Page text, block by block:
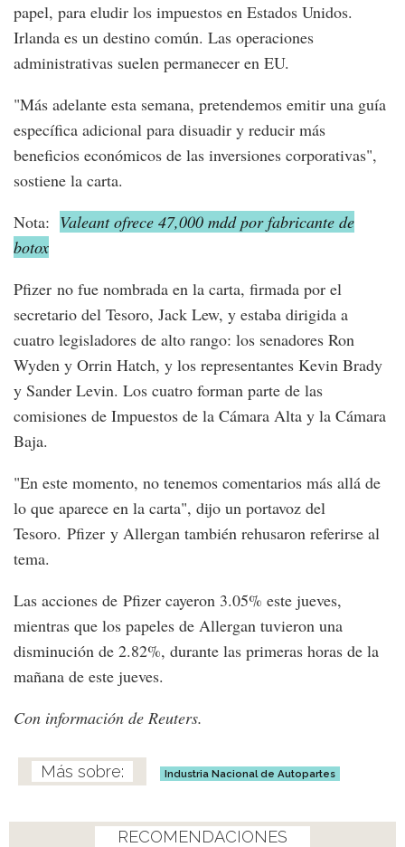
papel, para eludir los impuestos en Estados Unidos.
Irlanda es un destino común. Las operaciones
administrativas suelen permanecer en EU.
"Más adelante esta semana, pretendemos emitir una guía
específica adicional para disuadir y reducir más
beneficios económicos de las inversiones corporativas",
sostiene la carta.
Nota: Valeant ofrece 47,000 mdd por fabricante de
botox
Pfizer no fue nombrada en la carta, firmada por el
secretario del Tesoro, Jack Lew, y estaba dirigida a
cuatro legisladores de alto rango: los senadores Ron
Wyden y Orrin Hatch, y los representantes Kevin Brady
y Sander Levin. Los cuatro forman parte de las
comisiones de Impuestos de la Cámara Alta y la Cámara
Baja.
"En este momento, no tenemos comentarios más allá de
lo que aparece en la carta", dijo un portavoz del
Tesoro. Pfizer y Allergan también rehusaron referirse al
tema.
Las acciones de Pfizer cayeron 3.05% este jueves,
mientras que los papeles de Allergan tuvieron una
disminución de 2.82%, durante las primeras horas de la
mañana de este jueves.
Con información de Reuters.
Industria Nacional de Autopartes
RECOMENDACIONES